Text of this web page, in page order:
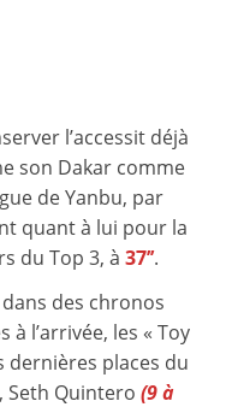
l’accessit déjà
son Dakar comme
de Yanbu, par
quant à lui pour la
du Top 3, à 37’’.
des chronos
à l’arrivée, les « Toy
dernières places du
, Seth Quintero (9 à